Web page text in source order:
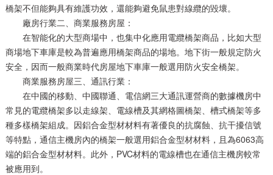
橋架不但能夠具有維護功效，還能夠避免鼠患對線纜的毀壞。
廠房行業二、商業服務房屋：
在智能化的大型商場中，也集中化應用電纜橋架商品，比如大型
商場地下車庫是較為普遍應用橋架商品的場地。地下街一般規定防火
安全，因而一般商業時代房屋地下車庫一般選用防火安全橋架。
商業服務房屋三、通訊行業：
在中國的移動、中國聯通、電信網三大通訊運營商的數據機房中
常見的電纜橋架多以走線架、電線槽及其網格圖橋架、槽式橋架等多
種多樣橋架組成。因鋁合金型材材料有著優良的抗腐蝕、抗干擾信號
等特點，通信主機房內的橋架一般選用鋁合金型材材料，且為6063高
端的鋁合金型材材料。此外，PVC材料的電線槽也在通信主機房較常
被應用到。